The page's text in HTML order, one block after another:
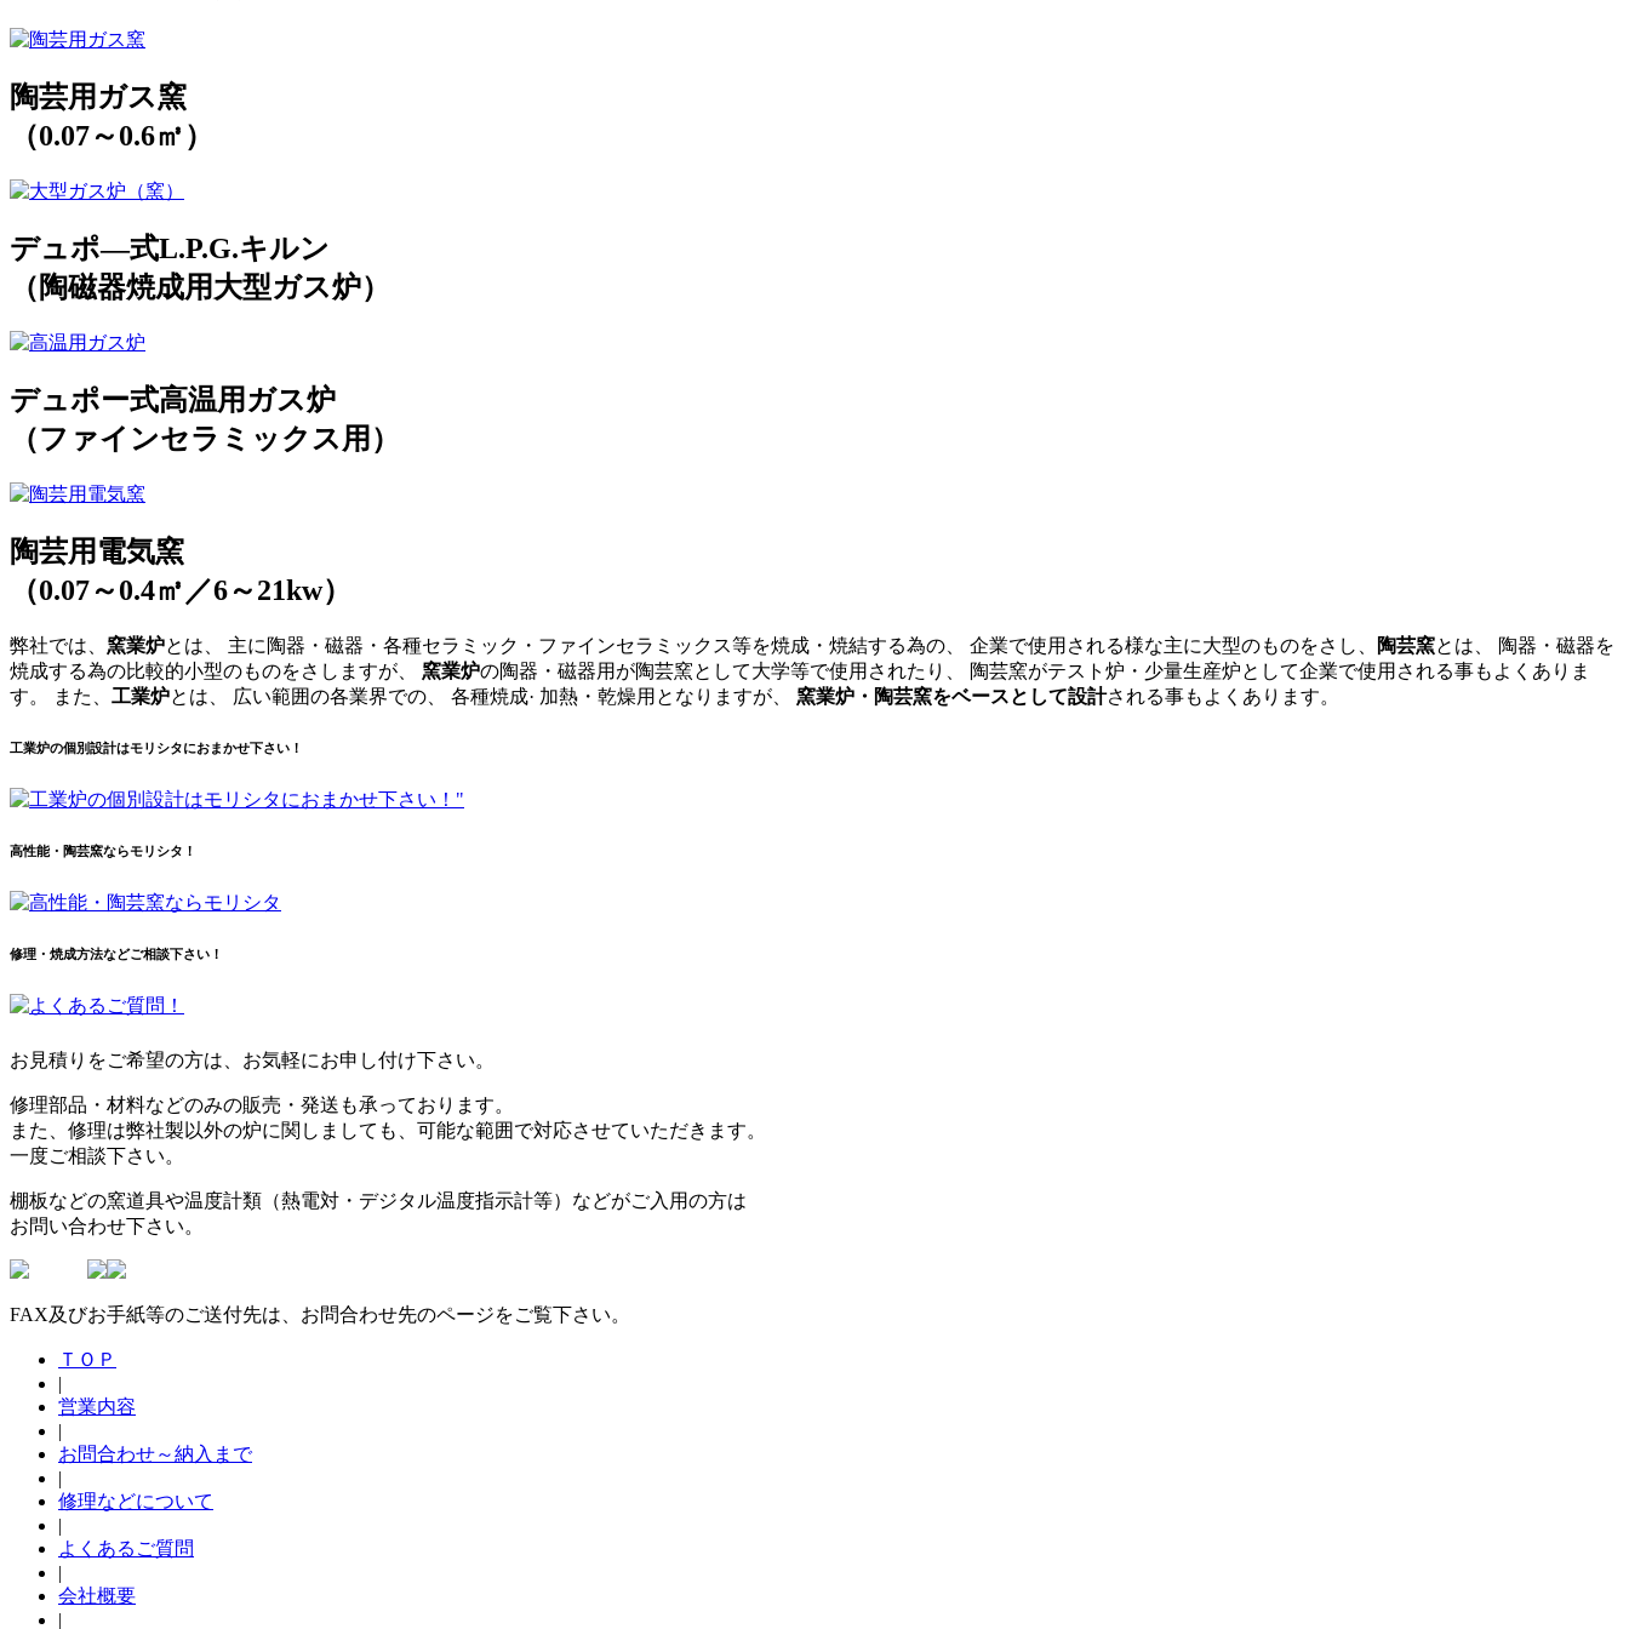
陶芸用ガス窯
（0.07～0.6㎥）
デュポ―式L.P.G.キルン
（陶磁器焼成用大型ガス炉）
デュポー式高温用ガス炉
（ファインセラミックス用）
陶芸用電気窯
（0.07～0.4㎥／6～21kw）
弊社では、 窯業炉とは、 主に陶器・磁器・各種セラミック・ファインセラミックス等を焼成・焼結する為の、 企業で使用される様な主に大型のものをさし、 陶芸窯とは、 陶器・磁器を
焼成する為の比較的小型のものをさしますが、 窯業炉の陶器・磁器用が陶芸窯として大学等で使用されたり、 陶芸窯がテスト炉・少量生産炉として企業で使用される事もよくありま
す。 また、 工業炉とは、 広い範囲の各業界での、 各種焼成· 加熱・乾燥用となりますが、 窯業炉・陶芸窯をベースとして設計される事もよくあります。
工業炉の個別設計はモリシタにおまかせ下さい！
高性能・陶芸窯ならモリシタ！
修理・焼成方法などご相談下さい！
お見積りをご希望の方は、お気軽にお申し付け下さい。
修理部品・材料などのみの販売・発送も承っております。
また、修理は弊社製以外の炉に関しましても、可能な範囲で対応させていただきます。
一度ご相談下さい。
棚板などの窯道具や温度計類（熱電対・デジタル温度指示計等）などがご入用の方は
お問い合わせ下さい。
FAX及びお手紙等のご送付先は、お問合わせ先のページをご覧下さい。
ＴＯＰ
|
営業内容
|
お問合わせ～納入まで
|
修理などについて
|
よくあるご質問
|
会社概要
|